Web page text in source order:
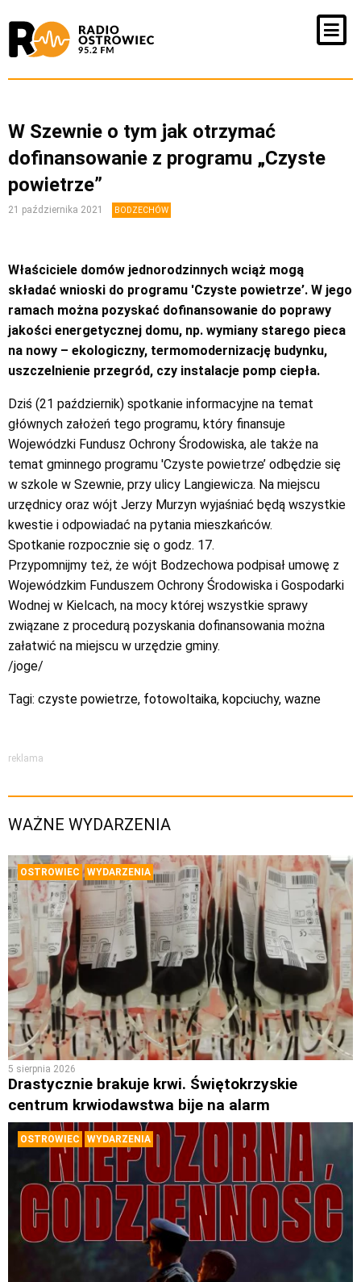
W Szewnie o tym jak otrzymać
dofinansowanie z programu „Czyste
powietrze”
21 października 2021 BODZECHÓW
Właściciele domów jednorodzinnych wciąż mogą
składać wnioski do programu 'Czyste powietrze’. W jego
ramach można pozyskać dofinansowanie do poprawy
jakości energetycznej domu, np. wymiany starego pieca
na nowy – ekologiczny, termomodernizację budynku,
uszczelnienie przegród, czy instalacje pomp ciepła.
Dziś (21 październik) spotkanie informacyjne na temat
głównych założeń tego programu, który finansuje
Wojewódzki Fundusz Ochrony Środowiska, ale także na
temat gminnego programu 'Czyste powietrze’ odbędzie się
w szkole w Szewnie, przy ulicy Langiewicza. Na miejscu
urzędnicy oraz wójt Jerzy Murzyn wyjaśniać będą wszystkie
kwestie i odpowiadać na pytania mieszkańców.
Spotkanie rozpocznie się o godz. 17.
Przypomnijmy też, że wójt Bodzechowa podpisał umowę z
Wojewódzkim Funduszem Ochrony Środowiska i Gospodarki
Wodnej w Kielcach, na mocy której wszystkie sprawy
związane z procedurą pozyskania dofinansowania można
załatwić na miejscu w urzędzie gminy.
/joge/
Tagi: czyste powietrze, fotowoltaika, kopciuchy, wazne
reklama
WAŻNE WYDARZENIA
OSTROWIEC WYDARZENIA
5 sierpnia 2026
Drastycznie brakuje krwi. Świętokrzyskie
centrum krwiodawstwa bije na alarm
OSTROWIEC WYDARZENIA